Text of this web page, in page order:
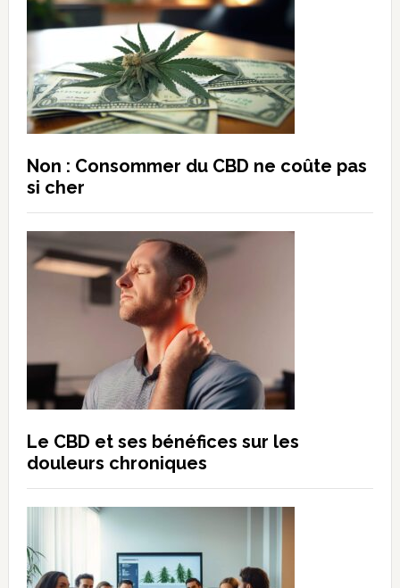
Non : Consommer du CBD ne coûte pas
si cher
Le CBD et ses bénéfices sur les
douleurs chroniques